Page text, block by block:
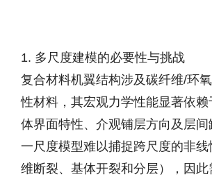
1. 多尺度建模的必要性与挑战
复合材料机翼结构涉及碳纤维/环
性材料，其宏观力学性能显著依
体界面特性、介观铺层方向及层
一尺度模型难以捕捉跨尺度的非
维断裂、基体开裂和分层），因此